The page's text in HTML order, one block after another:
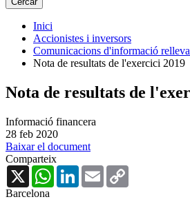
Inici
Accionistes i inversors
Comunicacions d'informació
Nota de resultats de l'exercici 2019
Nota de resultats de
Informació financera
28 feb 2020
Baixar el document
Comparteix
X
WhatsAppLinkedInEmail
Barcelona